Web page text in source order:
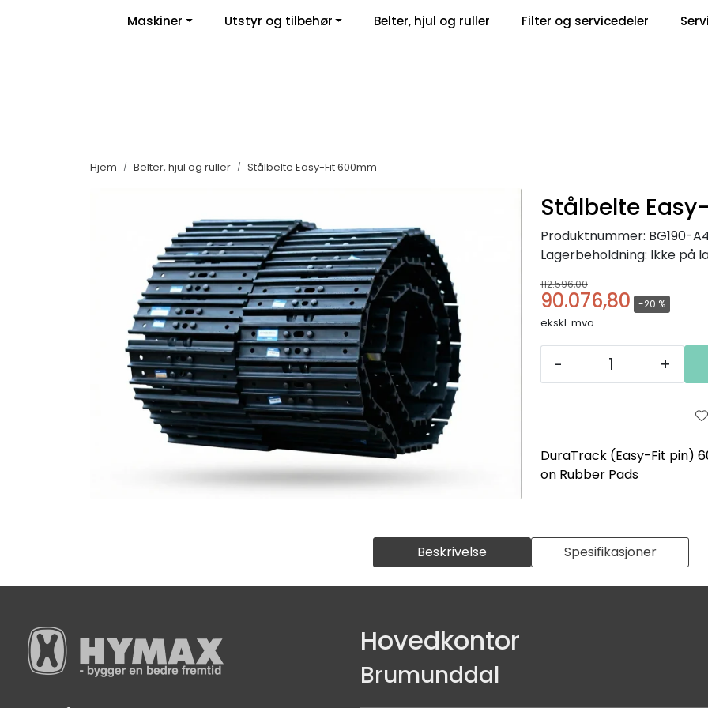
Facebook | Salgsbetingelser | Nyhetsbrev
Maskiner Utstyr og tilbehør Belter, hjul og ruller Filter og servicedeler
Hjem Belter, hjul og ruller Stålbelte Easy-Fit 600mm
Stålbelte
Produktnummer: BG190-
Lagerbeholdning: Ikke på
112.596,00
90.076,80 -20 %
ekskl. mva.
- +
DuraTrack (Easy-Fit pin)
on Rubber Pads
Beskrivelse Spesifikasjoner
Hovedkontor
Brumunddal